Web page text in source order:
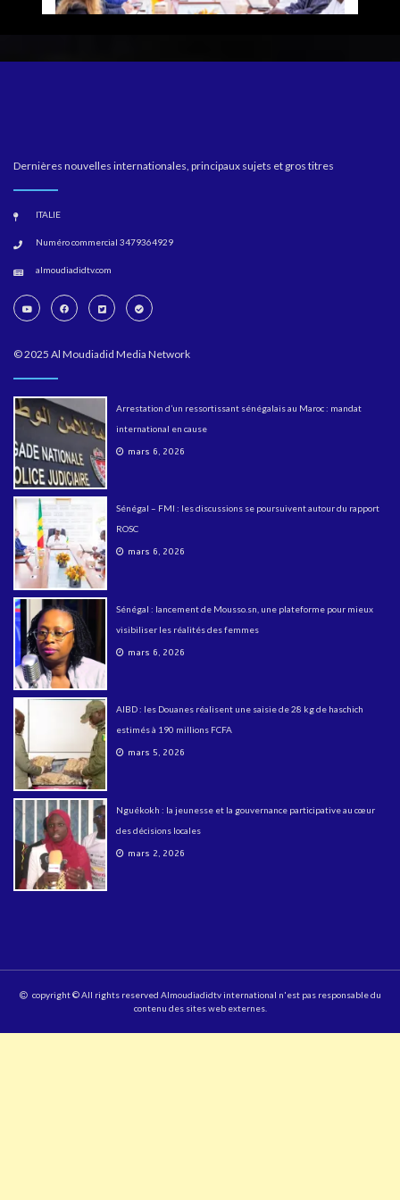
Dernières nouvelles internationales, principaux sujets et gros titres
ITALIE
Numéro commercial 3479364929
almoudiadidtv.com
© 2025 Al Moudiadid Media Network
Arrestation d’un ressortissant sénégalais au Maroc : mandat
international en cause
mars 6, 2026
Sénégal – FMI : les discussions se poursuivent autour du rapport
ROSC
mars 6, 2026
Sénégal : lancement de Mousso.sn, une plateforme pour mieux
visibiliser les réalités des femmes
mars 6, 2026
AIBD : les Douanes réalisent une saisie de 28 kg de haschich
estimés à 190 millions FCFA
mars 5, 2026
Nguékokh : la jeunesse et la gouvernance participative au cœur
des décisions locales
mars 2, 2026
copyright © All rights reserved Almoudiadidtv international n'est pas responsable du
contenu des sites web externes.